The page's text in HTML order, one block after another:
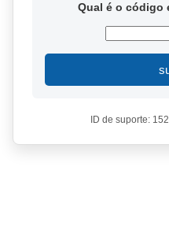
Qual é o código
ID de suporte: